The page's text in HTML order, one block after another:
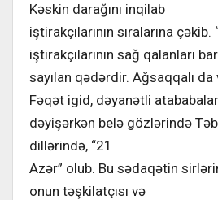
Kəskin darağını inqilab
iştirakçılarının sıralarına çəkib.
iştirakçılarının sağ qalanları
sayılan qədərdir. Ağsaqqalı
Fəqət igid, dəyanətli
dəyişərkən belə gözlərində
dillərində, “21
Azər” olub. Bu sədaqətin
onun təşkilatçısı və